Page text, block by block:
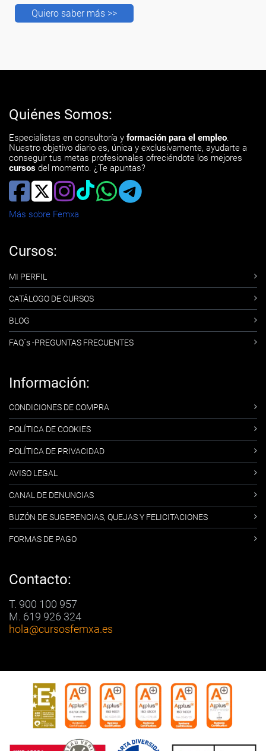
Quiero saber más >>
Quiénes Somos:
Especialistas en consultoría y formación para el empleo.
Nuestro objetivo diario es, única y exclusivamente, ayudarte a
conseguir tus metas profesionales ofreciéndote los mejores
cursos del momento. ¿Te apuntas?
Más sobre Femxa
Cursos:
MI PERFIL
CATÁLOGO DE CURSOS
BLOG
FAQ´s -PREGUNTAS FRECUENTES
Información:
CONDICIONES DE COMPRA
POLÍTICA DE COOKIES
POLÍTICA DE PRIVACIDAD
AVISO LEGAL
CANAL DE DENUNCIAS
BUZÓN DE SUGERENCIAS, QUEJAS Y FELICITACIONES
FORMAS DE PAGO
Contacto:
T. 900 100 957
M. 619 926 324
hola@cursosfemxa.es